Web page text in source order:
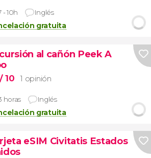
- 10h Inglés
gratuita
al cañón Peek A
/ 10 1 opinión
horas Inglés
gratuita
eSIM Civitatis Estados